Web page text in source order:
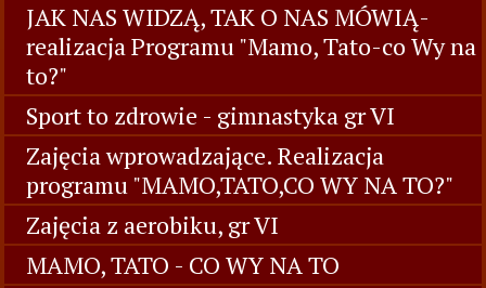
JAK NAS WIDZĄ, TAK O NAS MÓWIĄ-
realizacja Programu "Mamo, Tato-co Wy na
to?"
Sport to zdrowie - gimnastyka gr VI
Zajęcia wprowadzające. Realizacja
programu "MAMO,TATO,CO WY NA TO?"
Zajęcia z aerobiku, gr VI
MAMO, TATO - CO WY NA TO